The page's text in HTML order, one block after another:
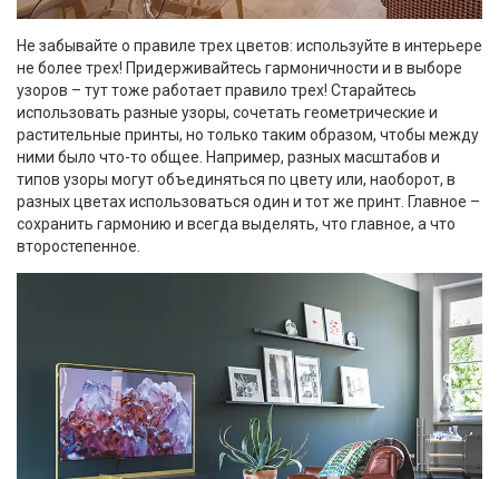
Не забывайте о правиле трех цветов: используйте в интерьере
не более трех! Придерживайтесь гармоничности и в выборе
узоров – тут тоже работает правило трех! Старайтесь
использовать разные узоры, сочетать геометрические и
растительные принты, но только таким образом, чтобы между
ними было что-то общее. Например, разных масштабов и
типов узоры могут объединяться по цвету или, наоборот, в
разных цветах использоваться один и тот же принт. Главное –
сохранить гармонию и всегда выделять, что главное, а что
второстепенное.